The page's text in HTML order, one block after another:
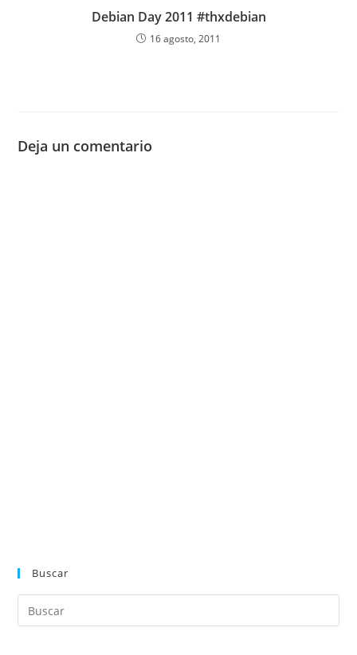
Debian Day 2011 #thxdebian
16 agosto, 2011
Deja un comentario
Buscar